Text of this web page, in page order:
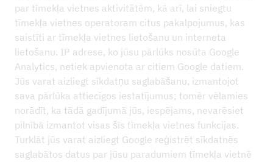
par tīmekļa vietnes aktivitātēm, kā arī, lai sniegtu
tīmekļa vietnes operatoram citus pakalpojumus, kas
saistīti ar tīmekļa vietnes lietošanu un interneta
lietošanu. IP adrese, ko jūsu pārlūks nosūta Google
Analytics, netiek apvienota ar citiem Google datiem.
Jūs varat aizliegt sīkdatņu saglabāšanu, izmantojot
sava pārlūka attiecīgos iestatījumus; tomēr vēlamies
norādīt, ka tādā gadījumā jūs, iespējams, nevarēsiet
pilnībā izmantot visas šīs tīmekļa vietnes funkcijas.
Turklāt jūs varat aizliegt Google reģistrēt sīkdatnēs
saglabātos datus par jūsu paradumiem tīmekļa vietnē